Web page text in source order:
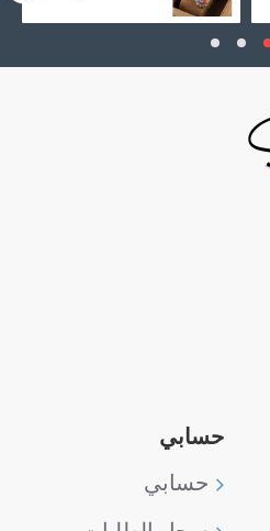
حسابي
حسابي